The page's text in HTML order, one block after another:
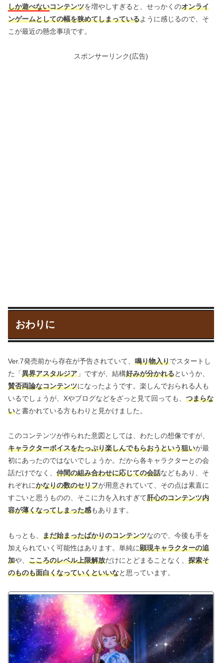
しか遊べないコンテンツを増やしすぎると、せっかくのオンライ
ンゲームとしての幅を狭めてしまっているように感じるので、そ
こが最近の懸念事項です。
スポンサーリンク(広告)
おわりに
Ver.7発売前から存在が予告されていて、 鳴り物入りでスタートし
た「異界アスタルジア 」ですが、結構好みが分かれるというか、
賛否両論なコンテンツになったようです。楽しんでおられる人も
いるでしょうが、Xやブログなどをざっと見て回っても、 つまらな
いと書かれている方もわりと見かけました。
このコンテンツが作られた意図としては、わたしの想像ですが、
キャラクターボイスをたっぷり楽しんでもらおうという狙いが最
初にあったのではないでしょうか。だから各キャラクターとの会
話だけでなく、 仲間の組み合わせに応じての会話などもあり、そ
れぞれにかなりの数のセリフが用意されていて、その点は素直に
すごいと思うものの、そこに力を入れすぎて肝心のコンテンツ内
容が薄くなってしまった感もあります。
もっとも、 まだ始まったばかりのコンテンツなので、今後も手を
加えられていく可能性はあります。単純に顕現キャラクターの追
加や、 こころのレベル上限解放だけにとどまることなく、 探索そ
のものも面白くなっていくといいなと思っています。